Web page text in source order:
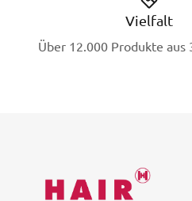
Vielfalt
Über 12.000 Produkte aus